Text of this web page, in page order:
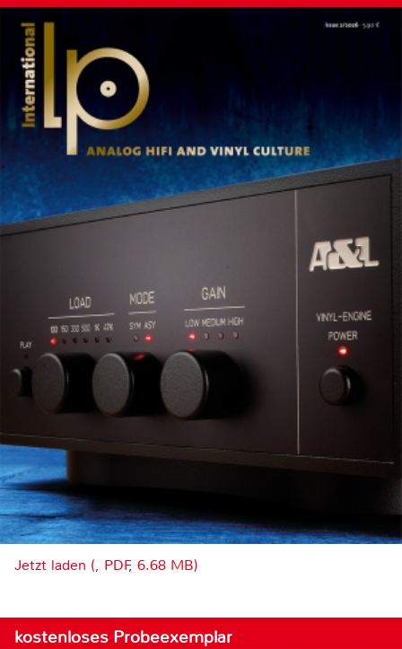
Jetzt laden (, PDF, 6.68 MB)
kostenloses Probeexemplar